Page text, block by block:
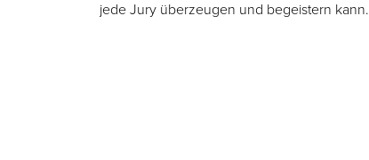
jede Jury überzeugen und begeistern kann.